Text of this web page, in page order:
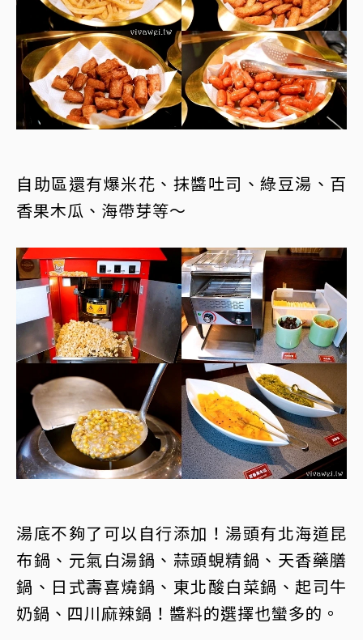
自助區還有爆米花、抹醬吐司、綠豆湯、百
香果木瓜、海帶芽等～
湯底不夠了可以自行添加！湯頭有北海道昆
布鍋、元氣白湯鍋、蒜頭蜆精鍋、天香藥膳
鍋、日式壽喜燒鍋、東北酸白菜鍋、起司牛
奶鍋、四川麻辣鍋！醬料的選擇也蠻多的。